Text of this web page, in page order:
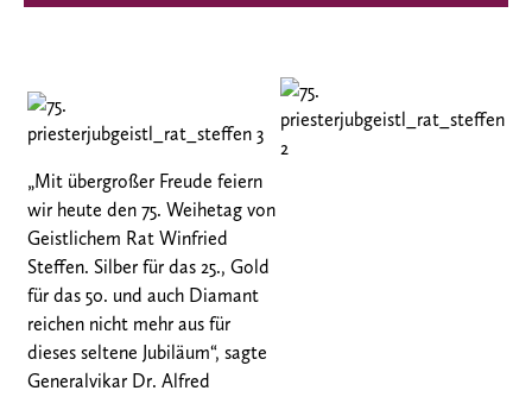
„Mit übergroßer Freude feiern
wir heute den 75. Weihetag von
Geistlichem Rat Winfried
Steffen. Silber für das 25., Gold
für das 50. und auch Diamant
reichen nicht mehr aus für
dieses seltene Jubiläum“, sagte
Generalvikar Dr. Alfred